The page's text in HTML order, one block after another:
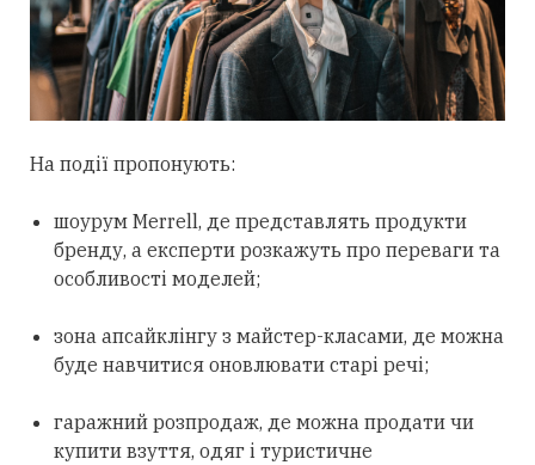
На події пропонують:
шоурум Merrell, де представлять продукти
бренду, а експерти розкажуть про переваги та
особливості моделей;
зона апсайклінгу з майстер-класами, де можна
буде навчитися оновлювати старі речі;
гаражний розпродаж, де можна продати чи
купити взуття, одяг і туристичне